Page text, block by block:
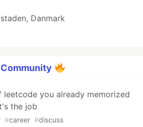
value为要发送消息的标题，例
，这里的name为
息的标题。
击1，2，3，4的次序，你可以手动
进行测试。
录，依次点开下图所示1，2，你可
Danmark
Community
leetcode you already memorized
the job
#career #discuss